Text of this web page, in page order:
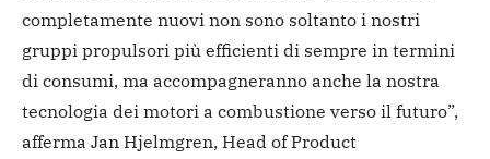
completamente nuovi non sono soltanto i nostri
gruppi propulsori più efficienti di sempre in termini
di consumi, ma accompagneranno anche la nostra
tecnologia dei motori a combustione verso il futuro”,
afferma Jan Hjelmgren, Head of Product